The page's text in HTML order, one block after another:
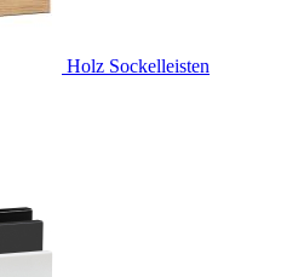
Holz Sockelleisten